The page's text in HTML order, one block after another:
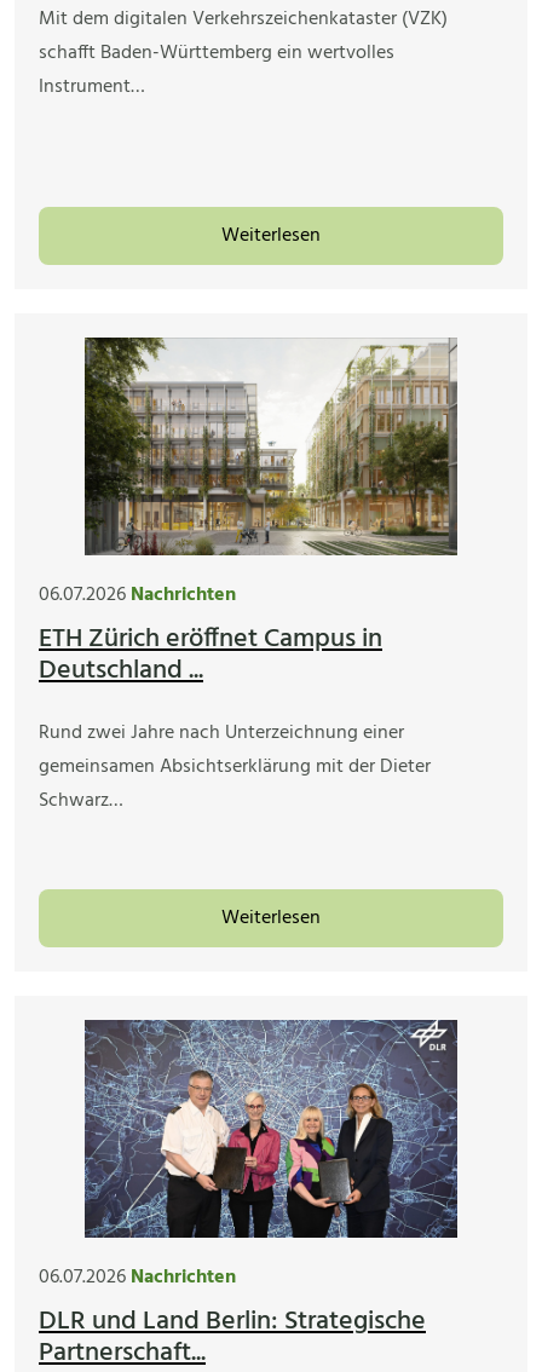
Mit dem digitalen Verkehrszeichenkataster (VZK)
schafft Baden-Württemberg ein wertvolles
Instrument…
Weiterlesen
06.07.2026Nachrichten
ETH Zürich eröffnet Campus in
Deutschland ...
Rund zwei Jahre nach Unterzeichnung einer
gemeinsamen Absichtserklärung mit der Dieter
Schwarz…
Weiterlesen
06.07.2026Nachrichten
DLR und Land Berlin: Strategische
Partnerschaft...